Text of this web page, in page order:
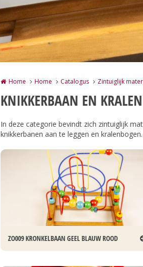
Home Home Catalogus Zintuiglijk
KNIKKERBAAN EN
In deze categorie bevindt zich zintuiglijk
knikkerbanen aan te leggen en kralenbogen.
ZO009 KRONKELBAAN GEEL BLAUW ROOD